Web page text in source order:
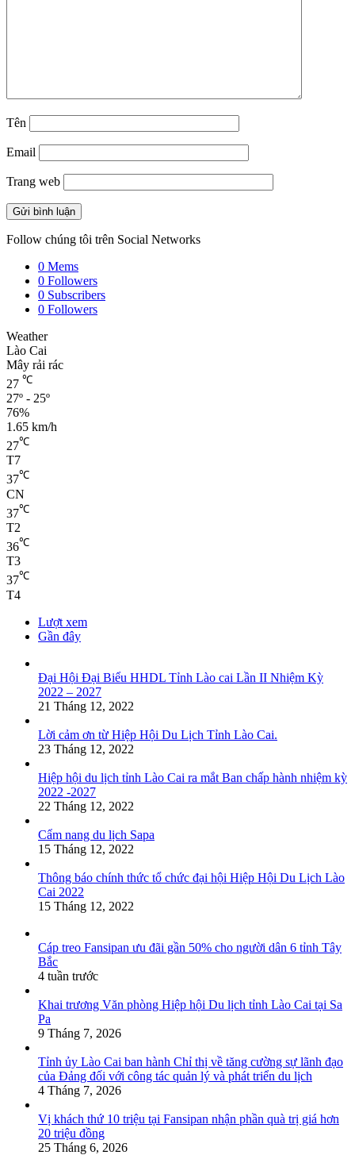
Tên
Email
Trang web
Follow chúng tôi trên Social Networks
0 Mems
0 Followers
0 Subscribers
0 Followers
Weather
Lào Cai
Mây rải rác
27 ℃
27º - 25º
76%
1.65 km/h
27℃
T7
37℃
CN
37℃
T2
36℃
T3
37℃
T4
Lượt xem
Gần đây
Đại Hội Đại Biểu HHDL Tỉnh Lào cai Lần II Nhiệm Kỳ
2022 – 2027
21 Tháng 12, 2022
Lời cảm ơn từ Hiệp Hội Du Lịch Tỉnh Lào Cai.
23 Tháng 12, 2022
Hiệp hội du lịch tỉnh Lào Cai ra mắt Ban chấp hành nhiệm kỳ
2022 -2027
22 Tháng 12, 2022
Cẩm nang du lịch Sapa
15 Tháng 12, 2022
Thông báo chính thức tổ chức đại hội Hiệp Hội Du Lịch Lào
Cai 2022
15 Tháng 12, 2022
Cáp treo Fansipan ưu đãi gần 50% cho người dân 6 tỉnh Tây
Bắc
4 tuần trước
Khai trương Văn phòng Hiệp hội Du lịch tỉnh Lào Cai tại Sa
Pa
9 Tháng 7, 2026
Tỉnh ủy Lào Cai ban hành Chỉ thị về tăng cường sự lãnh đạo
của Đảng đối với công tác quản lý và phát triển du lịch
4 Tháng 7, 2026
Vị khách thứ 10 triệu tại Fansipan nhận phần quà trị giá hơn
20 triệu đồng
25 Tháng 6, 2026